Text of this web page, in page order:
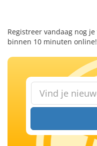
Registreer vandaag nog
binnen 10 minuten online!